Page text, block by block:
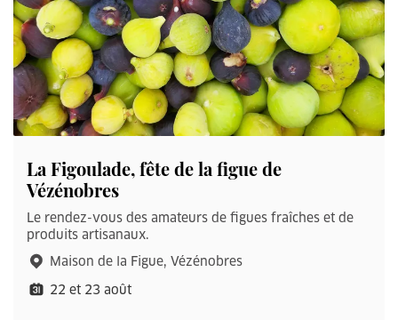
La Figoulade, fête de la figue de
Vézénobres
Le rendez-vous des amateurs de figues fraîches et de
produits artisanaux.
Maison de la Figue, Vézénobres
22 et 23 août